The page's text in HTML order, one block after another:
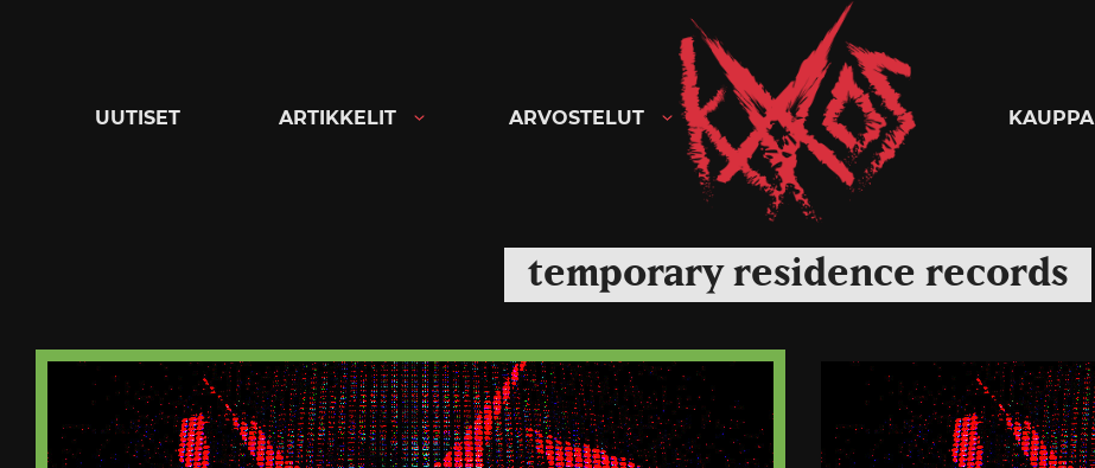
Kaaoszine
UUTISET ARTIKKELIT ARVOSTELUT KAUPPA
temporary residence records